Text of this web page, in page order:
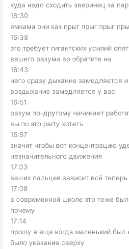
куда надо сходить зверинец за
16:30
ямками они как прыг прыг прыг
16:38
это требует гигантских усилий
вашего разума во обратите на
16:43
него сразу дыхание замедляется
воздыхание замедляется у вас
16:51
разум по-другому начинает
вы по это party хотеть
16:57
значит чтобы вот концентрацию
незначительного движения
17:03
ваших пальцев зависит всё
17:08
в современной школе это тоже
почему
17:14
прошу я еще когда маленький был
было указание сверху